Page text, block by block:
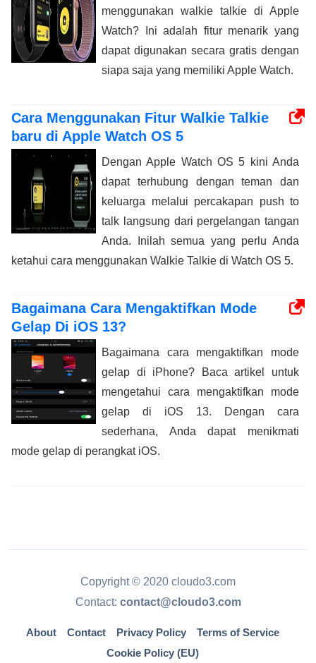
menggunakan walkie talkie di Apple
Watch? Ini adalah fitur menarik yang
dapat digunakan secara gratis dengan
siapa saja yang memiliki Apple Watch.
Cara Menggunakan Fitur Walkie Talkie
baru di Apple Watch OS 5
Dengan Apple Watch OS 5 kini Anda
dapat terhubung dengan teman dan
keluarga melalui percakapan push to
talk langsung dari pergelangan tangan
Anda. Inilah semua yang perlu Anda
ketahui cara menggunakan Walkie Talkie di Watch OS 5.
Bagaimana Cara Mengaktifkan Mode
Gelap Di iOS 13?
Bagaimana cara mengaktifkan mode
gelap di iPhone? Baca artikel untuk
mengetahui cara mengaktifkan mode
gelap di iOS 13. Dengan cara
sederhana, Anda dapat menikmati
mode gelap di perangkat iOS.
Copyright © 2020 cloudo3.com
Contact: contact@cloudo3.com
About Contact Privacy Policy
Terms of Service
Cookie Policy (EU)